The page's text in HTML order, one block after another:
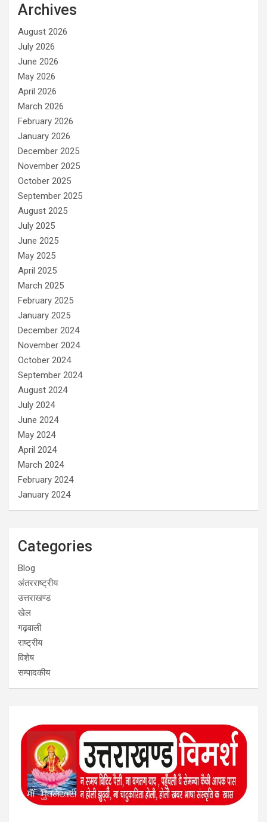
Archives
August 2026
July 2026
June 2026
May 2026
April 2026
March 2026
February 2026
January 2026
December 2025
November 2025
October 2025
September 2025
August 2025
July 2025
June 2025
May 2025
April 2025
March 2025
February 2025
January 2025
December 2024
November 2024
October 2024
September 2024
August 2024
July 2024
June 2024
May 2024
April 2024
March 2024
February 2024
January 2024
Categories
Blog
अंतरराष्ट्रीय
उत्तराखण्ड
खेल
गढ़वाली
राष्ट्रीय
विशेष
सम्पादकीय